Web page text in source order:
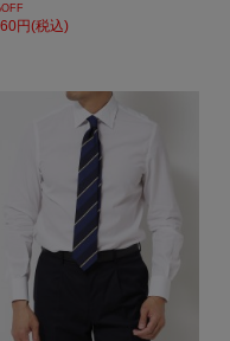
円(税込)